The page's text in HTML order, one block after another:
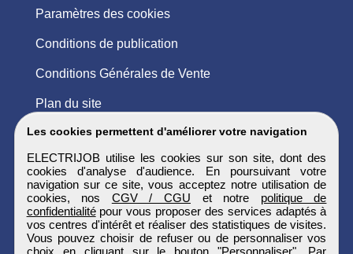
Les cookies permettent d'améliorer votre navigation
ELECTRIJOB utilise les cookies sur son site, dont des
cookies d'analyse d'audience. En poursuivant votre
navigation sur ce site, vous acceptez notre utilisation de
cookies, nos CGV / CGU et notre politique de
confidentialitépour vous proposer des services adaptés à
vos centres d'intérêt et réaliser des statistiques de visites.
Vous pouvez choisir de refuser ou de personnaliser vos
choix en cliquant sur le bouton "Personnaliser". Par
Paramètres des cookies
Conditions de publication
Conditions Générales de Vente
Plan du site